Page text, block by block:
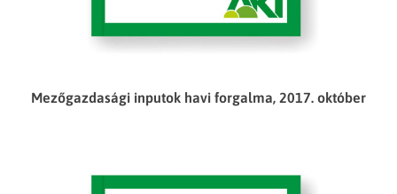
Mezőgazdasági inputok havi forgalma, 2017. október